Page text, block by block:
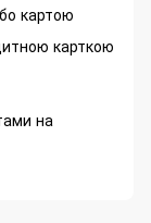
картою
карткою
на